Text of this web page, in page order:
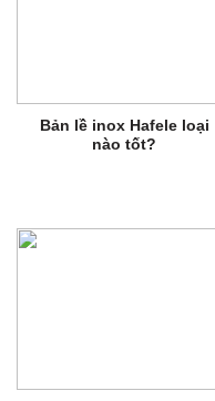
Bản lề inox Hafele loại
nào tốt?